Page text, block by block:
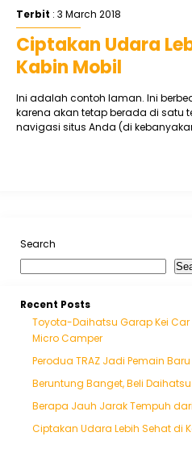
Terbit : 3 March 2018
Ciptakan Udara
Kabin Mobil
Ini adalah contoh laman. Ini
karena akan tetap berada di satu
navigasi situs Anda (di
Search
Recent Posts
Toyota-Daihatsu Garap Kei
Micro Camper
Perodua TRAZ Jadi Pemain
Beruntung Banget, Beli
Berapa Jauh Jarak Tempuh dari
Ciptakan Udara Lebih Sehat di